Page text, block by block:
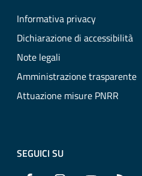
Informativa privacy
Dichiarazione di accessibilità
Note legali
Amministrazione trasparente
Attuazione misure PNRR
SEGUICI SU